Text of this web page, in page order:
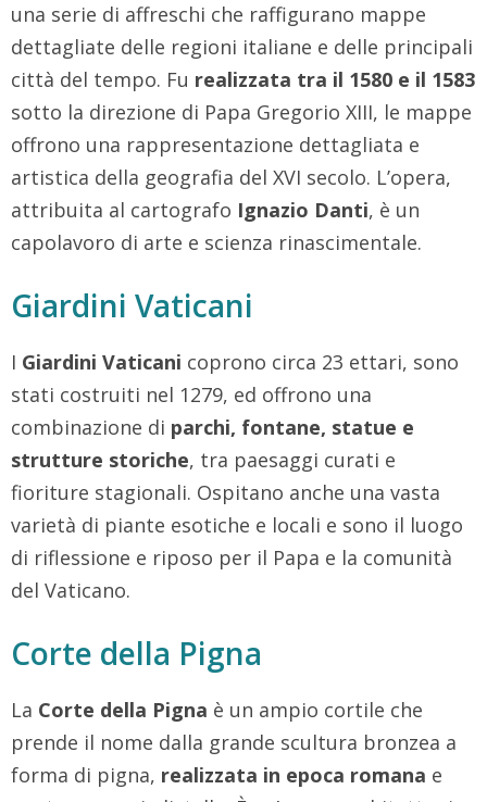
una serie di affreschi che raffigurano mappe
dettagliate delle regioni italiane e delle principali
città del tempo. Fu realizzata tra il 1580 e il 1583
sotto la direzione di Papa Gregorio XIII, le mappe
offrono una rappresentazione dettagliata e
artistica della geografia del XVI secolo. L’opera,
attribuita al cartografo Ignazio Danti, è un
capolavoro di arte e scienza rinascimentale.
Giardini Vaticani
I Giardini Vaticani coprono circa 23 ettari, sono
stati costruiti nel 1279, ed offrono una
combinazione di parchi, fontane, statue e
strutture storiche, tra paesaggi curati e
fioriture stagionali. Ospitano anche una vasta
varietà di piante esotiche e locali e sono il luogo
di riflessione e riposo per il Papa e la comunità
del Vaticano.
Corte della Pigna
La Corte della Pigna è un ampio cortile che
prende il nome dalla grande scultura bronzea a
forma di pigna, realizzata in epoca romana e